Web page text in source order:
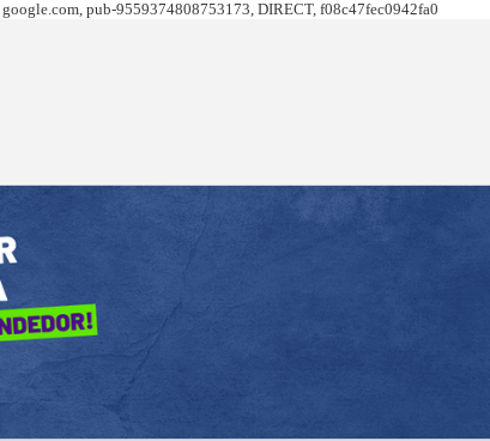
google.com, pub-9559374808753173, DIRECT, f08c47fec0942fa0